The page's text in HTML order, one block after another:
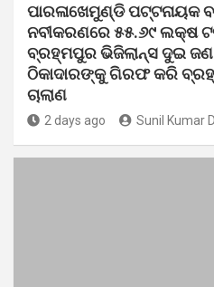
ପାରଳାଖେମୁଣ୍ଡି ପଟ୍ଟନାୟକ
ନବୀକରଣରେ ୫୫.୬୯ ଲକ୍ଷ
ବ୍ରହ୍ମପୁର ଭିଜିଲାନ୍ସ ଦୁଇ ଜଣ
ଠିକାଦାରଙ୍କୁ ଗିରଫ କରି
ଚାଲାଣ
2 days ago Sunil Kumar